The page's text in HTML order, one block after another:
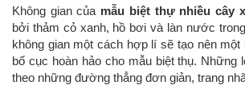
Không gian của mẫu biệt thự nhiều cây
bởi thảm cỏ xanh, hồ bơi và làn nước
không gian một cách hợp lí sẽ tạo nên một
bố cục hoàn hảo cho mẫu biệt thụ. Những
theo những đường thẳng đơn giản, trang